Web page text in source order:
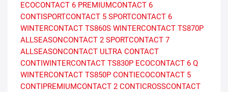
ECOCONTACT 6 PREMIUMCONTACT 6
CONTISPORTCONTACT 5 SPORTCONTACT 6
WINTERCONTACT TS860S WINTERCONTACT TS870P
ALLSEASONCONTACT 2 SPORTCONTACT 7
ALLSEASONCONTACT ULTRA CONTACT
CONTIWINTERCONTACT TS830P ECOCONTACT 6 Q
WINTERCONTACT TS850P CONTIECOCONTACT 5
CONTIPREMIUMCONTACT 2 CONTICROSSCONTACT